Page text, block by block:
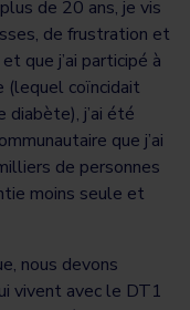
de 20 ans, je vis
de frustration et
que j’ai participé à
(lequel coïncidait
diabète), j’ai été
que j’ai
de personnes
moins seule et
nous devons
vivent avec le DT1